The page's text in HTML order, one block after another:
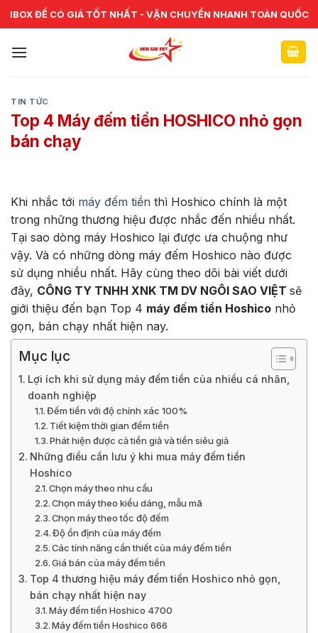
Skip
to
CHUYÊN CUNG CẤP VÀ SỬA CHỮA VẬT TƯ NGÂN HÀNG TOÀN
QUỐC
TIN TỨC
Top 4 Máy đếm tiền HOSHICO nhỏ gọn
bán chạy
Khi nhắc tới máy đếm tiền thì Hoshico chính là một
trong những thương hiệu được nhắc đến nhiều nhất.
Tại sao dòng máy Hoshico lại được ưa chuộng như
vậy. Và có những dòng máy đếm Hoshico nào được
sử dụng nhiều nhất. Hãy cùng theo dõi bài viết dưới
đây, CÔNG TY TNHH XNK TM DV NGÔI SAO VIỆT sẽ
giới thiệu đến bạn Top 4 máy đếm tiền Hoshico nhỏ
gọn, bán chạy nhất hiện nay.
Mục lục
Lợi ích khi sử dụng máy đếm tiền của nhiều cá nhân,
doanh nghiệp
Đếm tiền với độ chính xác 100%
Tiết kiệm thời gian đếm tiền
Phát hiện được cả tiền giả và tiền siêu giả
Những điều cần lưu ý khi mua máy đếm tiền
Hoshico
Chọn máy theo nhu cầu
Chọn máy theo kiểu dáng, mẫu mã
Chọn máy theo tốc độ đếm
Độ ổn định của máy đếm
Các tính năng cần thiết của máy đếm tiền
Giá bán của máy đếm tiền
Top 4 thương hiệu máy đếm tiền Hoshico nhỏ gọn,
bán chạy nhất hiện nay
Máy đếm tiền Hoshico 4700
Máy đếm tiền Hoshico 666
IBOX ĐỂ CÓ GIÁ TỐT NHẤT - VẬN CHUYỂN NHANH TOÀN QUỐC